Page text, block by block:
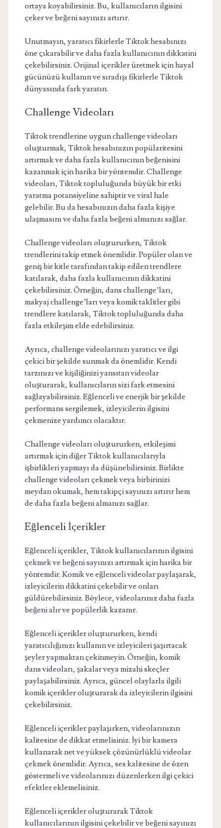
ortaya koyabilirsiniz. Bu, kullanıcıların ilgisini
çeker ve beğeni sayınızı artırır.
Unutmayın, yaratıcı fikirlerle Tiktok hesabınızı
öne çıkarabilir ve daha fazla kullanıcının dikkatini
çekebilirsiniz. Orijinal içerikler üretmek için hayal
gücünüzü kullanın ve sıradışı fikirlerle Tiktok
dünyasında fark yaratın.
Challenge Videoları
Tiktok trendlerine uygun challenge videoları
oluşturmak, Tiktok hesabınızın popülaritesini
artırmak ve daha fazla kullanıcının beğenisini
kazanmak için harika bir yöntemdir. Challenge
videoları, Tiktok topluluğunda büyük bir etki
yaratma potansiyeline sahiptir ve viral hale
gelebilir. Bu da hesabınızın daha fazla kişiye
ulaşmasını ve daha fazla beğeni almanızı sağlar.
Challenge videoları oluştururken, Tiktok
trendlerini takip etmek önemlidir. Popüler olan ve
geniş bir kitle tarafından takip edilen trendlere
katılarak, daha fazla kullanıcının dikkatini
çekebilirsiniz. Örneğin, dans challenge’ları,
makyaj challenge’ları veya komik taklitler gibi
trendlere katılarak, Tiktok topluluğunda daha
fazla etkileşim elde edebilirsiniz.
Ayrıca, challenge videolarınızı yaratıcı ve ilgi
çekici bir şekilde sunmak da önemlidir. Kendi
tarzınızı ve kişiliğinizi yansıtan videolar
oluşturarak, kullanıcıların sizi fark etmesini
sağlayabilirsiniz. Eğlenceli ve enerjik bir şekilde
performans sergilemek, izleyicilerin ilgisini
çekmenize yardımcı olacaktır.
Challenge videoları oluştururken, etkileşimi
artırmak için diğer Tiktok kullanıcılarıyla
işbirlikleri yapmayı da düşünebilirsiniz. Birlikte
challenge videoları çekmek veya birbirinizi
meydan okumak, hem takipçi sayınızı artırır hem
de daha fazla beğeni almanızı sağlar.
Eğlenceli İçerikler
Eğlenceli içerikler, Tiktok kullanıcılarının ilgisini
çekmek ve beğeni sayınızı artırmak için harika bir
yöntemdir. Komik ve eğlenceli videolar paylaşarak,
izleyicilerin dikkatini çekebilir ve onları
güldürebilirsiniz. Böylece, videolarınız daha fazla
beğeni alır ve popülerlik kazanır.
Eğlenceli içerikler oluştururken, kendi
yaratıcılığınızı kullanın ve izleyicileri şaşırtacak
şeyler yapmaktan çekinmeyin. Örneğin, komik
dans videoları, şakalar veya mizahi skeçler
paylaşabilirsiniz. Ayrıca, güncel olaylarla ilgili
komik içerikler oluşturarak da izleyicilerin ilgisini
çekebilirsiniz.
Eğlenceli içerikler paylaşırken, videolarınızın
kalitesine de dikkat etmelisiniz. İyi bir kamera
kullanarak net ve yüksek çözünürlüklü videolar
çekmek önemlidir. Ayrıca, ses kalitesine de özen
göstermeli ve videolarınızı düzenlerken ilgi çekici
efektler eklemelisiniz.
Eğlenceli içerikler oluşturarak Tiktok
kullanıcılarının ilgisini çekebilir ve beğeni sayınızı